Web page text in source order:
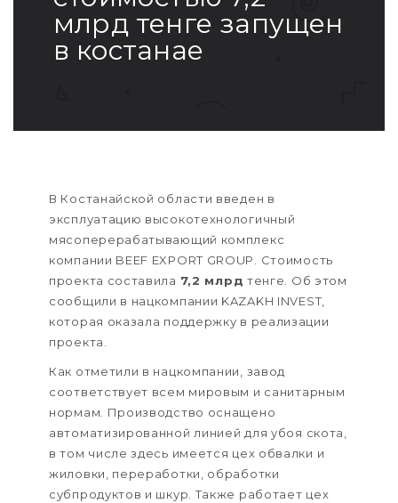
млрд тенге запущен
в костанае
В Костанайской области введен в
эксплуатацию высокотехнологичный
мясоперерабатывающий комплекс
компании BEEF EXPORT GROUP. Стоимость
проекта составила 7,2 млрд тенге. Об этом
сообщили в нацкомпании KAZAKH INVEST,
которая оказала поддержку в реализации
проекта.
Как отметили в нацкомпании, завод
соответствует всем мировым и санитарным
нормам. Производство оснащено
автоматизированной линией для убоя скота,
в том числе здесь имеется цех обвалки и
жиловки, переработки, обработки
субпродуктов и шкур. Также работает цех